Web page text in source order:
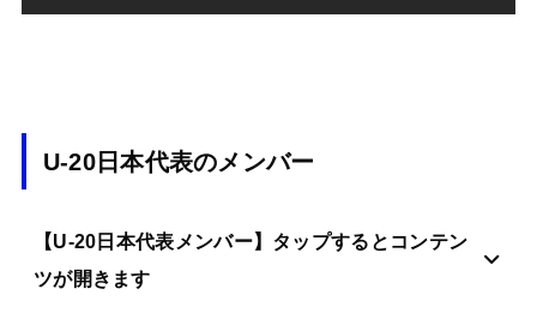
U-20日本代表のメンバー
【U-20日本代表メンバー】タップするとコンテン
ツが開きます